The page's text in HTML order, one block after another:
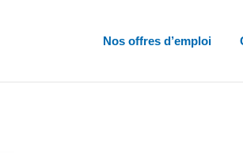
Nos offres d’emploi